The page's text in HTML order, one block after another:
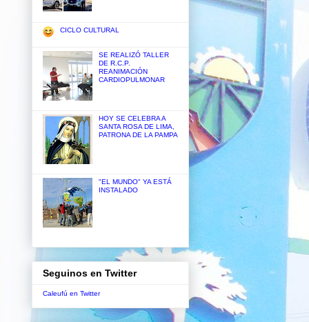
CICLO CULTURAL
SE REALIZÓ TALLER
DE R.C.P.
REANIMACIÓN
CARDIOPULMONAR
HOY SE CELEBRA A
SANTA ROSA DE LIMA,
PATRONA DE LA PAMPA
"EL MUNDO" YA ESTÁ
INSTALADO
Seguinos en Twitter
Caleufú en Twitter